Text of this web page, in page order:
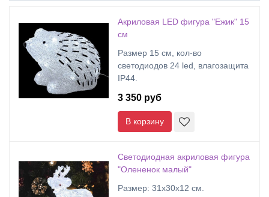
Акриловая LED фигура "Ежик" 15
см
Размер 15 см, кол-во
светодиодов 24 led, влагозащита
IP44.
3 350 руб
В корзину
Светодиодная акриловая фигура
"Олененок малый"
Размер: 31х30х12 см.